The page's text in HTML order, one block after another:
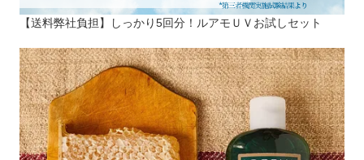
【送料弊社負担】しっかり5回分！ルアモＵＶお試しセット